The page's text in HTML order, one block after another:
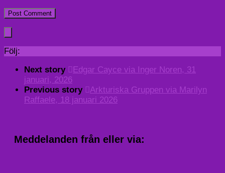
Följ:
Next story
Edgar Cayce via Inger Noren, 31
januari, 2026
Previous story
Arkturiska Gruppen via Marilyn
Raffaele, 18 januari 2026
Meddelanden från eller via: